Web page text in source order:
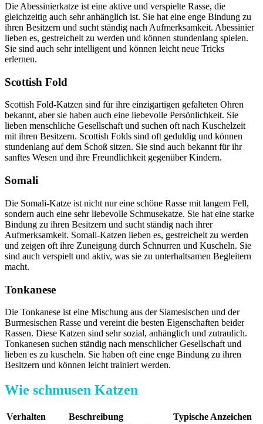
Die Abessinierkatze ist eine aktive und verspielte Rasse, die
gleichzeitig auch sehr anhänglich ist. Sie hat eine enge Bindung zu
ihren Besitzern und sucht ständig nach Aufmerksamkeit. Abessinier
lieben es, gestreichelt zu werden und können stundenlang spielen.
Sie sind auch sehr intelligent und können leicht neue Tricks
erlernen.
Scottish Fold
Scottish Fold-Katzen sind für ihre einzigartigen gefalteten Ohren
bekannt, aber sie haben auch eine liebevolle Persönlichkeit. Sie
lieben menschliche Gesellschaft und suchen oft nach Kuschelzeit
mit ihren Besitzern. Scottish Folds sind oft geduldig und können
stundenlang auf dem Schoß sitzen. Sie sind auch bekannt für ihr
sanftes Wesen und ihre Freundlichkeit gegenüber Kindern.
Somali
Die Somali-Katze ist nicht nur eine schöne Rasse mit langem Fell,
sondern auch eine sehr liebevolle Schmusekatze. Sie hat eine starke
Bindung zu ihren Besitzern und sucht ständig nach ihrer
Aufmerksamkeit. Somali-Katzen lieben es, gestreichelt zu werden
und zeigen oft ihre Zuneigung durch Schnurren und Kuscheln. Sie
sind auch verspielt und aktiv, was sie zu unterhaltsamen Begleitern
macht.
Tonkanese
Die Tonkanese ist eine Mischung aus der Siamesischen und der
Burmesischen Rasse und vereint die besten Eigenschaften beider
Rassen. Diese Katzen sind sehr sozial, anhänglich und zutraulich.
Tonkanesen suchen ständig nach menschlicher Gesellschaft und
lieben es zu kuscheln. Sie haben oft eine enge Bindung zu ihren
Besitzern und können leicht trainiert werden.
Wie schmusen Katzen
Verhalten Beschreibung
Typische Anzeichen